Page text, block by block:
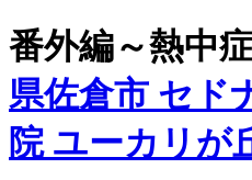
番外編～熱中
県佐倉市 セド
院 ユーカリが